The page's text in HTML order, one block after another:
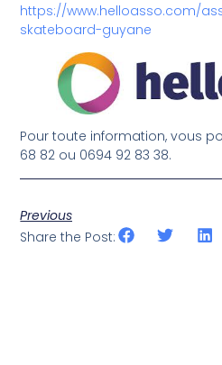
https://www.helloasso.com/
skateboard-guyane
Pour toute information, vous
68 82 ou 0694 92 83 38.
Previous
Share the Post: